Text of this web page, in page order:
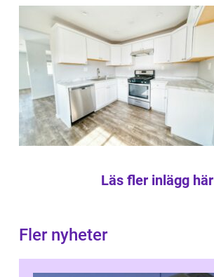
Läs fler inlägg här
Fler nyheter